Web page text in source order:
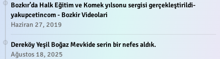
Bozkır’da Halk Eğitim ve Komek yılsonu sergisi gerçekleştirildi-
yakupcetincom - Bozkir Videolari
Haziran 27, 2019
Dereköy Yeşil Boğaz Mevkide serin bir nefes aldık.
Ağustos 18, 2025